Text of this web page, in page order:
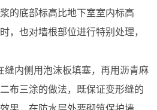
的底部标高比地下室室内标高
，也对墙根部位进行特别处理，
缝内侧用泡沫板填塞，再用沥青麻
布三涂的做法，既保证变形缝的